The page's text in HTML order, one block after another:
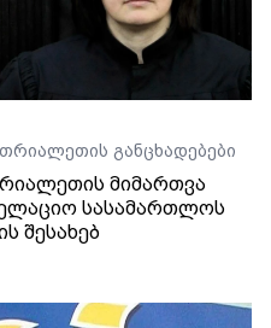
განცხადებები
მიმართვა
სასამართლოს
შესახებ